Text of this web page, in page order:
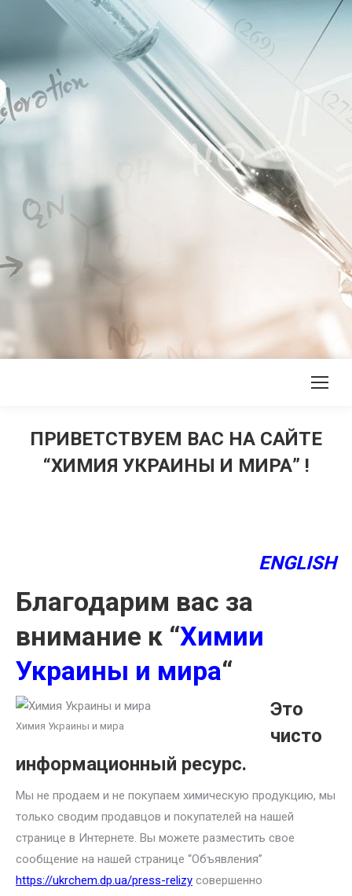
ПРИВЕТСТВУЕМ ВАС НА САЙТЕ
“ХИМИЯ УКРАИНЫ И МИРА” !
ENGLISH
Благодарим вас за
внимание к “Химии
Украины и мира“
Химия Украины и мира
Это
чисто
информационный ресурс.
Мы не продаем и не покупаем химическую продукцию, мы
только сводим продавцов и покупателей на нашей
странице в Интернете. Вы можете разместить свое
сообщение на нашей странице “Объявления”
https://ukrchem.dp.ua/press-relizy совершенно